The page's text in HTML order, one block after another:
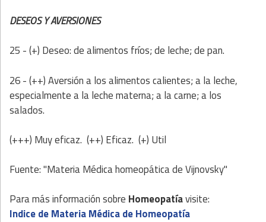
DESEOS Y AVERSIONES
25 - (+) Deseo: de alimentos fríos; de leche; de pan.
26 - (++) Aversión a los alimentos calientes; a la leche,
especialmente a la leche materna; a la carne; a los
salados.
(+++) Muy eficaz. (++) Eficaz. (+) Util
Fuente: "Materia Médica homeopática de Vijnovsky"
Para más información sobre Homeopatíavisite:
Indice de Materia Médica de Homeopatía